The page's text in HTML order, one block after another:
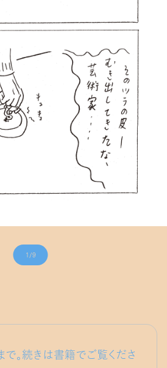
1/9
で。続きは書籍でご覧くださ